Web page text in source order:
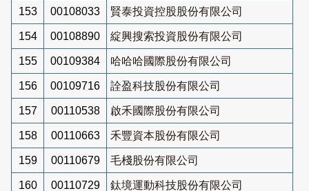
153 00108033 賢泰投資控股股份有限公司
154 00108890 綻興搜索投資股份有限公司
155 00109384 哈哈哈國際股份有限公司
156 00109716 詮盈科技股份有限公司
157 00110538 啟禾國際股份有限公司
158 00110663 禾豐資本股份有限公司
159 00110679 毛棧股份有限公司
160 00110729 鈦境運動科技股份有限公司